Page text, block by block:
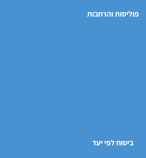
פוליסות והרחבות
ביטוח לפי יעד